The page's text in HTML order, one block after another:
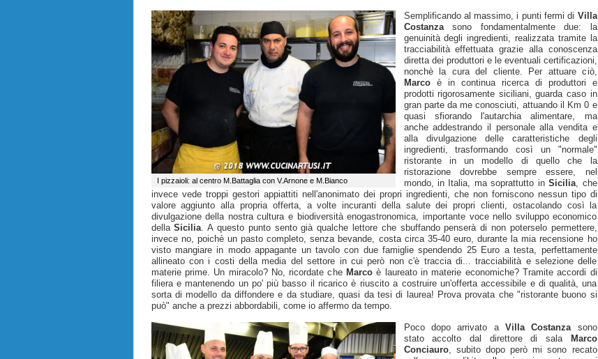
I pizzaioli: al centro M.Battaglia con V.Arnone e M.Bianco
Semplificando al massimo, i punti fermi di Villa
Costanzasono fondamentalmente due: la
genuinità degli ingredienti, realizzata tramite la
tracciabilità effettuata grazie alla conoscenza
diretta dei produttori e le eventuali certificazioni,
nonchè la cura del cliente. Per attuare ciò,
Marcoè in continua ricerca di produttori e
prodotti rigorosamente siciliani, guarda caso in
gran parte da me conosciuti, attuando il Km 0 e
quasi sfiorando l'autarchia alimentare, ma
anche addestrando il personale alla vendita e
alla divulgazione delle caratteristiche degli
ingredienti, trasformando così un "normale"
ristorante in un modello di quello che la
ristorazione dovrebbe sempre essere, nel
mondo, in Italia, ma soprattutto inSicilia, che
invece vede troppi gestori appiattiti nell'anonimato dei propri ingredienti, che non forniscono nessun tipo di
valore aggiunto alla propria offerta, a volte incuranti della salute dei propri clienti, ostacolando così la
divulgazione della nostra cultura e biodiversità enogastronomica, importante voce nello sviluppo economico
dellaSicilia. A questo punto sento già qualche lettore che sbuffando penserà di non poterselo permettere,
invece no, poichè un pasto completo, senza bevande, costa circa 35-40 euro, durante la mia recensione ho
visto mangiare in modo appagante un tavolo con due famiglie spendendo 25 Euro a testa, perfettamente
allineato con i costi della media del settore in cui però non c'è traccia di... tracciabilità e selezione delle
materie prime. Un miracolo? No, ricordate che Marcoè laureato in materie economiche? Tramite accordi di
filiera e mantenendo un po' più basso il ricarico è riuscito a costruire un'offerta accessibile e di qualità, una
sorta di modello da diffondere e da studiare, quasi da tesi di laurea! Prova provata che "ristorante buono si
può" anche a prezzi abbordabili, come io affermo da tempo.
Poco dopo arrivato a Villa Costanzasono
stato accolto dal direttore di sala
Marco
Conciauro, subito dopo peròmi sono recato